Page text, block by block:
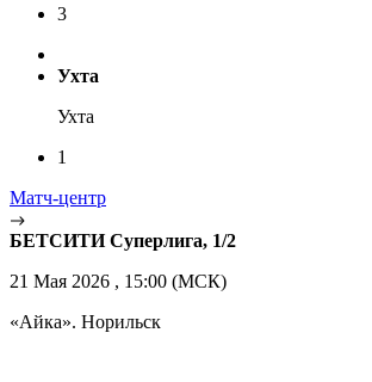
3
Ухта
Ухта
1
Матч-центр
БЕТСИТИ Суперлига, 1/2
21 Мая 2026 , 15:00 (МСК)
«Айка». Норильск